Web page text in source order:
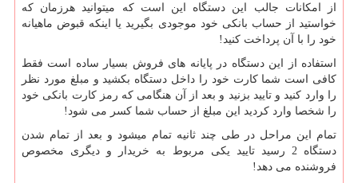
از امکانات جالب این دستگاه این است که میتوانید هرزمان که
خواستید از حساب بانکی خود موجودی بگیرید یا اینکه قبوض ماهیانه
خود را با آن پرداخت کنید!
استفاده از این دستگاه در پایانه های فروش بسیار ساده است فقط
کافی است شما کارت خود را داخل دستگاه بکشید و مبلغ مورد نظر
را وارد کنید و تایید بزنید و بعد از آن هنگامی که رمز کارت بانکی خود
را شخصا وارد کردید این مبلغ از حساب شما کسر می شود!
تمام این مراحل در طی چند ثانیه تمام میشود و بعد از تمام شدن
دستگاه 2 رسید تایید یکی مربوط به خریدار و دیگری مخصوص
فروشنده می دهد!